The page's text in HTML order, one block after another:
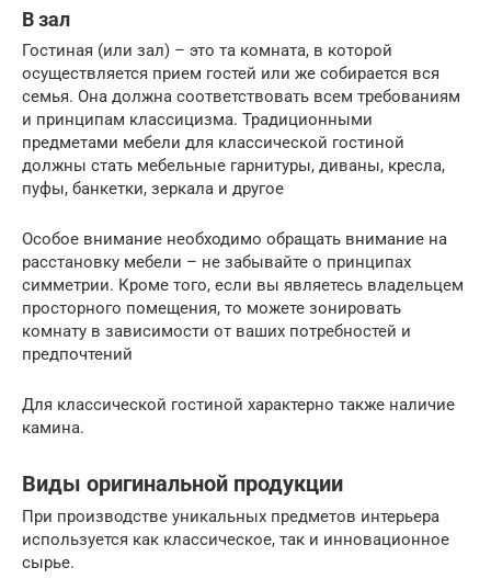
В зал
Гостиная (или зал) – это та комната, в которой
осуществляется прием гостей или же собирается вся
семья. Она должна соответствовать всем требованиям
и принципам классицизма. Традиционными
предметами мебели для классической гостиной
должны стать мебельные гарнитуры, диваны, кресла,
пуфы, банкетки, зеркала и другое
Особое внимание необходимо обращать внимание на
расстановку мебели – не забывайте о принципах
симметрии. Кроме того, если вы являетесь владельцем
просторного помещения, то можете зонировать
комнату в зависимости от ваших потребностей и
предпочтений
Для классической гостиной характерно также наличие
камина.
Виды оригинальной продукции
При производстве уникальных предметов интерьера
используется как классическое, так и инновационное
сырье.